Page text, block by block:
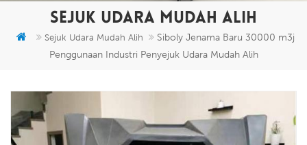
SEJUK UDARA MUDAH ALIH
Sejuk Udara Mudah Alih
Siboly Jenama Baru 30000 m3j
Penggunaan Industri Penyejuk Udara Mudah Alih